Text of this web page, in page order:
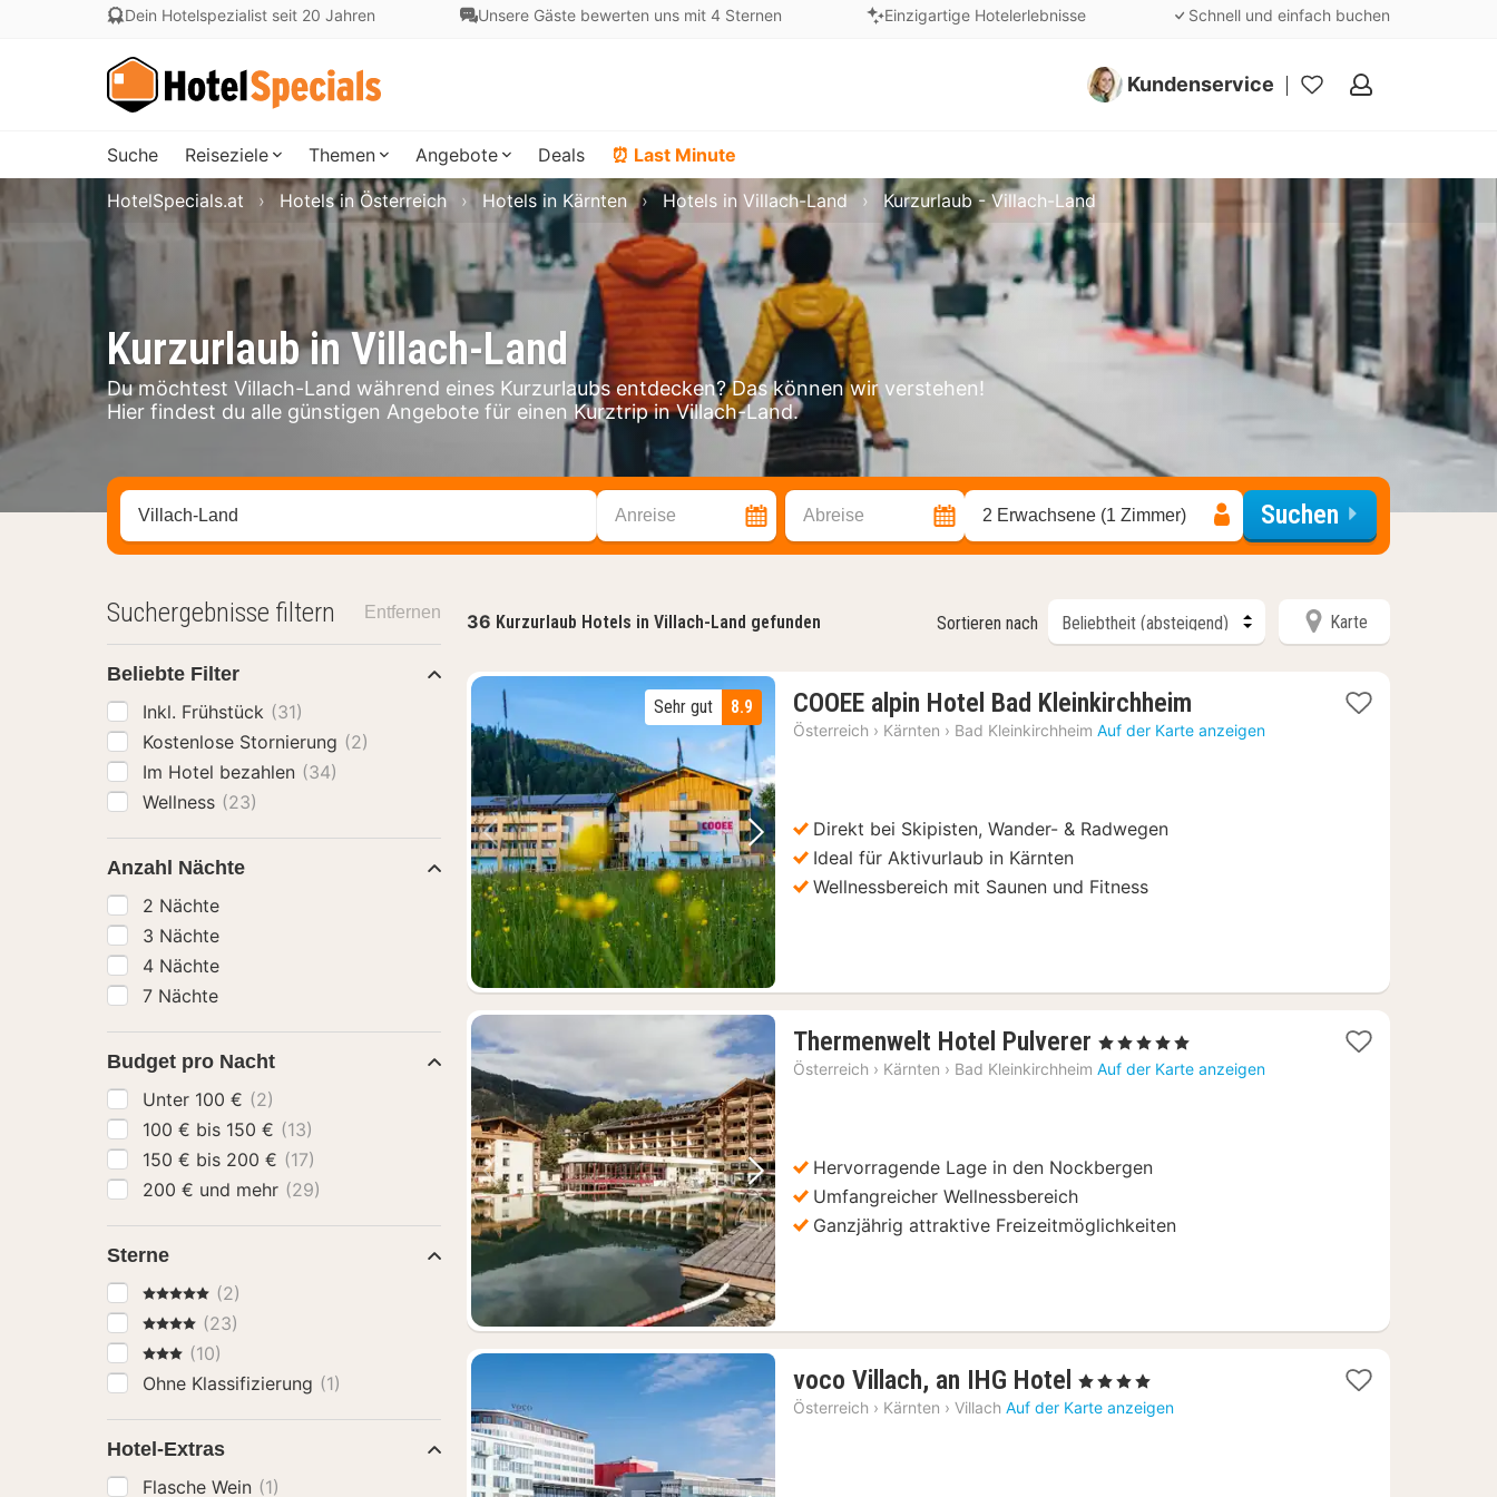
Dein Hotelspezialist seit 20 Jahren Unsere Gäste bewerten uns mit 4 Sternen Einzigartige Hotelerlebnisse Schnell und einfach buchen
Kundenservice
Meine
Suche Reiseziele Themen Angebote Deals ⏰ Last Minute
Kurzurlaub in Villach-Land
Du möchtest Villach-Land während eines Kurzurlaubs entdecken? Das können wir verstehen!
Hier findest du alle günstigen Angebote für einen Kurztrip in Villach-Land.
HotelSpecials.at Hotels in Österreich Hotels in Kärnten Hotels in Villach-Land Kurzurlaub - Villach-Land
Stadt, Region oder Hotel suchen Anreise Abreise 2 Erwachsene (1 Zimmer) Suchen
36 Kurzurlaub Hotels in Villach-Land gefunden Sortieren nach Karte
Vorheriges Bild Nächstes Bild
8.9
Sehr gut COOEE alpin Hotel Bad Kleinkirchheim
Nacht
Österreich › Kärnten › Bad Kleinkirchheim Auf der Karte anzeigen
Direkt bei Skipisten, Wander- & Radwegen
Ideal für Aktivurlaub in Kärnten
Wellnessbereich mit Saunen und Fitness
Vorheriges Bild Nächstes Bild
Thermenwelt Hotel Pulverer 1
Nacht
, 5 Sterne
Österreich › Kärnten › Bad Kleinkirchheim Auf der Karte anzeigen
Hervorragende Lage in den Nockbergen
Umfangreicher Wellnessbereich
Ganzjährig attraktive Freizeitmöglichkeiten
voco Villach, an IHG Hotel 1
Nacht
, 4 Sterne
Österreich › Kärnten › Villach Auf der Karte anzeigen
Suchergebnisse filtern Entfernen
Beliebte Filter
Inkl. Frühstück (31)
Kostenlose Stornierung (2)
Im Hotel bezahlen (34)
Wellness (23)
Anzahl Nächte
2 Nächte
3 Nächte
4 Nächte
7 Nächte
Budget pro Nacht
Unter 100 € (2)
100 € bis 150 € (13)
150 € bis 200 € (17)
200 € und mehr (29)
Sterne
5 Sterne (2)
4 Sterne(23)
3 Sterne
(10)
Ohne Klassifizierung (1)
Hotel-Extras
Flasche Wein (1)